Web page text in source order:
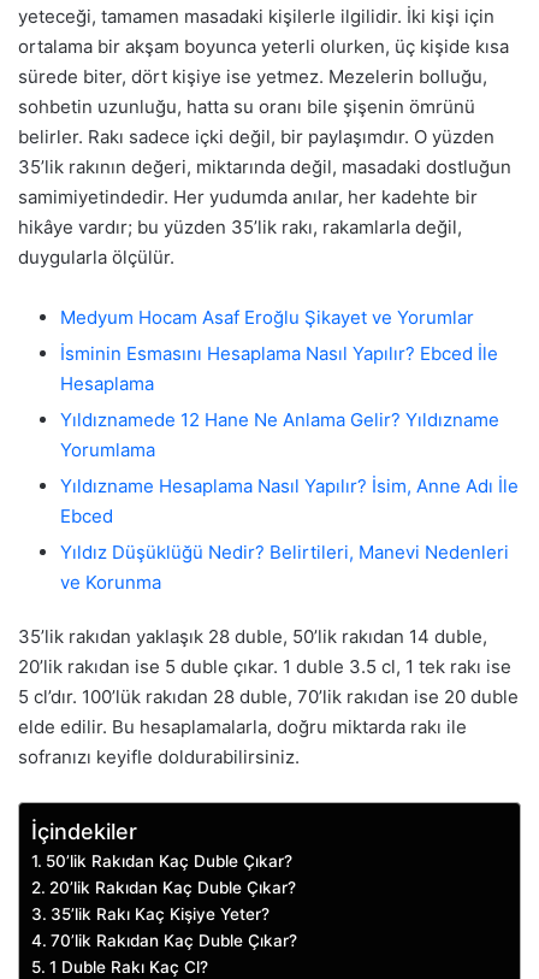
yeteceği, tamamen masadaki kişilerle ilgilidir. İki kişi için
ortalama bir akşam boyunca yeterli olurken, üç kişide kısa
sürede biter, dört kişiye ise yetmez. Mezelerin bolluğu,
sohbetin uzunluğu, hatta su oranı bile şişenin ömrünü
belirler. Rakı sadece içki değil, bir paylaşımdır. O yüzden
35’lik rakının değeri, miktarında değil, masadaki dostluğun
samimiyetindedir. Her yudumda anılar, her kadehte bir
hikâye vardır; bu yüzden 35’lik rakı, rakamlarla değil,
duygularla ölçülür.
Medyum Hocam Asaf Eroğlu Şikayet ve Yorumlar
İsminin Esmasını Hesaplama Nasıl Yapılır? Ebced İle
Hesaplama
Yıldıznamede 12 Hane Ne Anlama Gelir? Yıldızname
Yorumlama
Yıldızname Hesaplama Nasıl Yapılır? İsim, Anne Adı İle
Ebced
Yıldız Düşüklüğü Nedir? Belirtileri, Manevi Nedenleri
ve Korunma
35’lik rakıdan yaklaşık 28 duble, 50’lik rakıdan 14 duble,
20’lik rakıdan ise 5 duble çıkar. 1 duble 3.5 cl, 1 tek rakı ise
5 cl’dır. 100’lük rakıdan 28 duble, 70’lik rakıdan ise 20 duble
elde edilir. Bu hesaplamalarla, doğru miktarda rakı ile
sofranızı keyifle doldurabilirsiniz.
İçindekiler
50’lik Rakıdan Kaç Duble Çıkar?
20’lik Rakıdan Kaç Duble Çıkar?
35’lik Rakı Kaç Kişiye Yeter?
70’lik Rakıdan Kaç Duble Çıkar?
1 Duble Rakı Kaç Cl?